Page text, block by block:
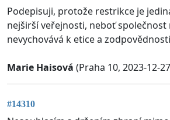
Podepisuji, protože restrikce je
nejširší veřejnosti, neboť společnost
nevychovává k etice a
Marie Haisová (Praha 10, 2023-12-
#14310